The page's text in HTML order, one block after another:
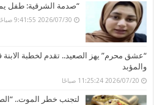
“صدمة الشرقية: طفل
2026/07/30 9:41:55 صباحًا
“عشق محرم” يهز الصعيد.. تقدم لخطبة الابنة
والمؤبد
2026/07/20 11:25:24 صباحًا
لتجنب خطر الموت..